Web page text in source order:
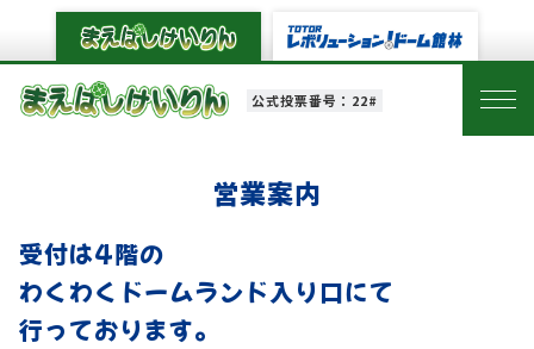
公式投票番号：22#
わくわくドームランド キッ
営業案内
受付は4階の
わくわくドームランド入り口にて
行っております。